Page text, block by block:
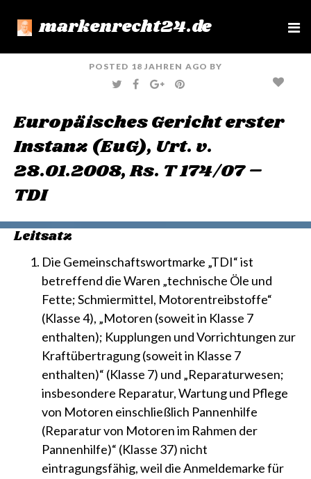
markenrecht24.de
e
POSTED 18 JAHREN AGO BY
T
W
T
E
F
A
O
K
G
O
L
E
P
I
R
T
Europäisches Gericht erster
Instanz (EuG), Urt. v.
28.01.2008, Rs. T 174/07 –
TDI
Leitsatz
Die Gemeinschaftswortmarke „TDI“ ist
betreffend die Waren „technische Öle und
Fette; Schmiermittel, Motorentreibstoffe“
(Klasse 4), „Motoren (soweit in Klasse 7
enthalten); Kupplungen und Vorrichtungen zur
Kraftübertragung (soweit in Klasse 7
enthalten)“ (Klasse 7) und „Reparaturwesen;
insbesondere Reparatur, Wartung und Pflege
von Motoren einschließlich Pannenhilfe
(Reparatur von Motoren im Rahmen der
Pannenhilfe)“ (Klasse 37) nicht
eintragungsfähig, weil die Anmeldemarke für